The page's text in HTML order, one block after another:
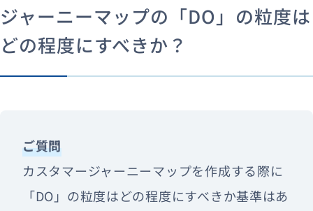
ジャーニーマップの「DO」の粒度は
どの程度にすべきか？
ご質問
カスタマージャーニーマップを作成する際に
「DO」の粒度はどの程度にすべきか基準はあ